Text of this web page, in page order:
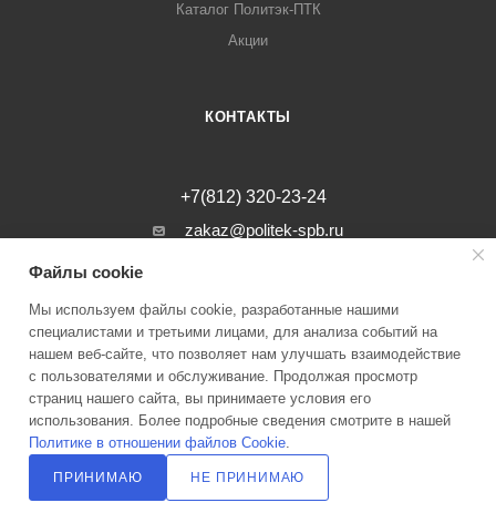
Каталог Политэк-ПТК
Акции
КОНТАКТЫ
+7(812) 320-23-24
zakaz@politek-spb.ru
г. Санкт-Петербург, Минеральная ул, д.
2026 © Инженерные системы Политэк СПБ Все права защищены
Файлы cookie
Мы используем файлы cookie, разработанные нашими
специалистами и третьими лицами, для анализа событий на
нашем веб-сайте, что позволяет нам улучшать взаимодействие
с пользователями и обслуживание. Продолжая просмотр
страниц нашего сайта, вы принимаете условия его
использования. Более подробные сведения смотрите в нашей
Политике в отношении файлов Cookie.
ПРИНИМАЮ НЕ ПРИНИМАЮ